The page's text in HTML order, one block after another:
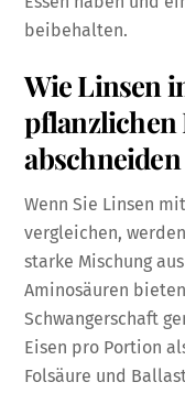
beibehalten.
Wie Linsen
pflanzlichen
abschneiden
Wenn Sie Linsen
vergleichen,
starke Mischung
Aminosäuren
Schwangerschaft
Eisen pro Portion
Folsäure und